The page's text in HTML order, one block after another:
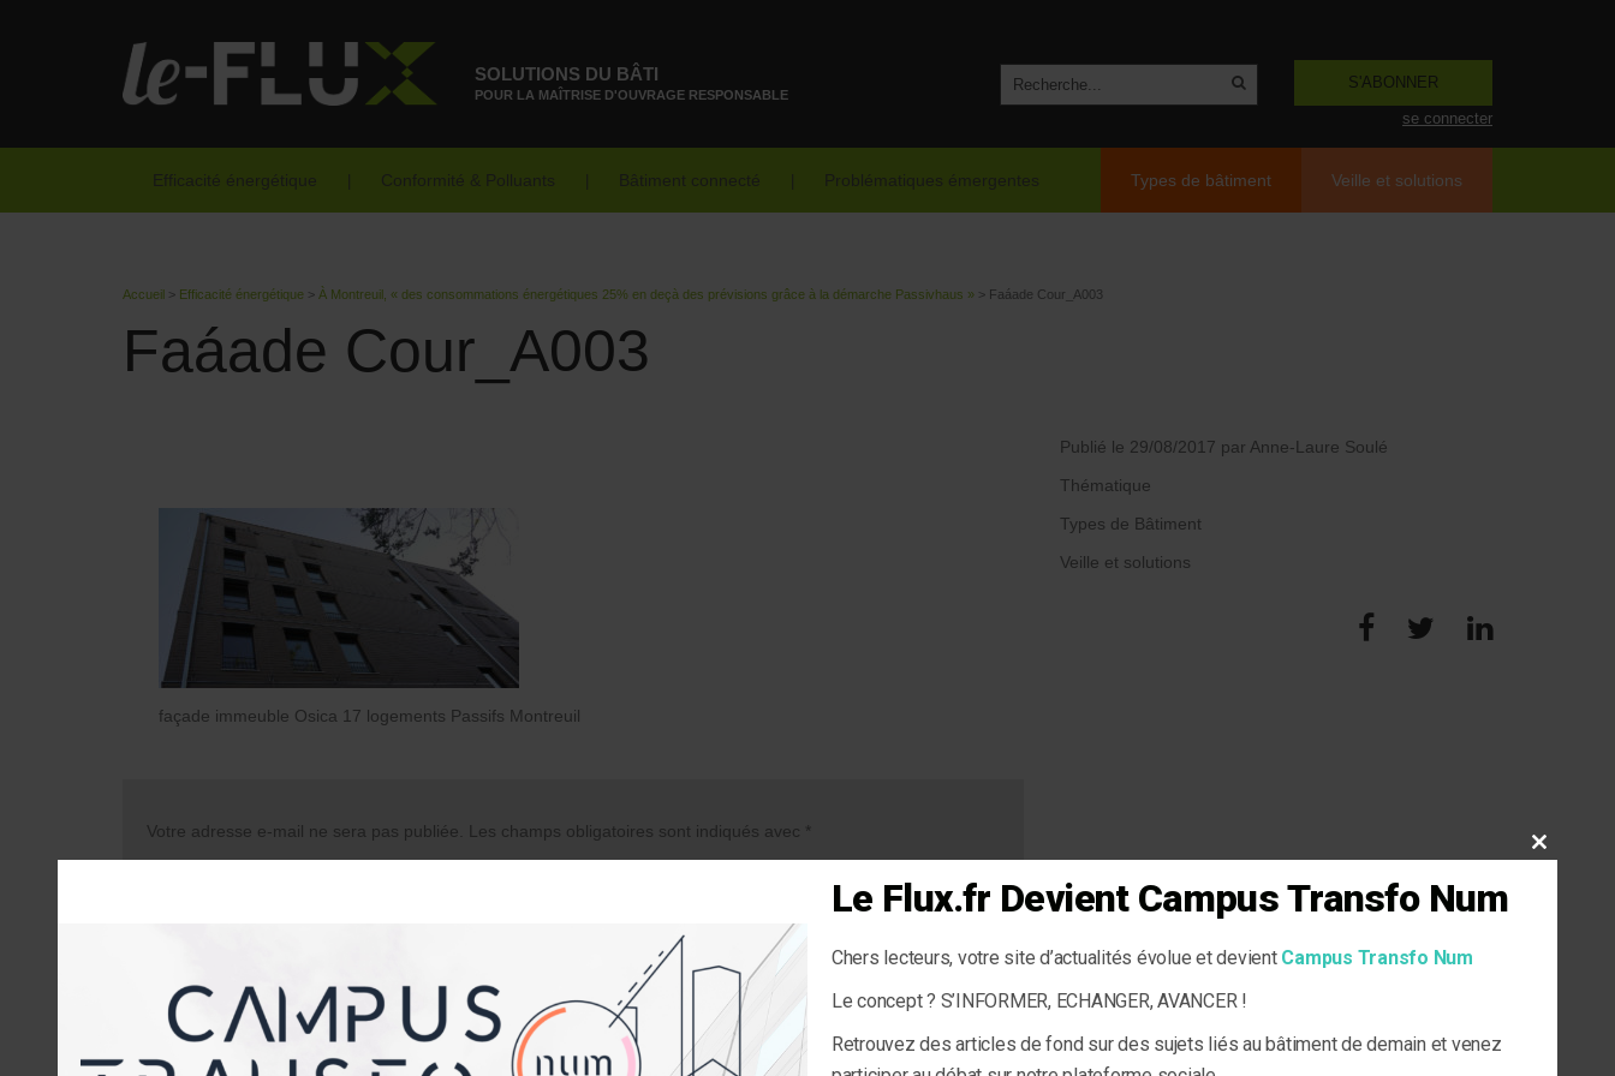
SOLUTIONS DU BÂTI
POUR LA MAÎTRISE D'OUVRAGE RESPONSABLE
S'ABONNER
se connecter
Efficacité énergétique Conformité & Polluants Bâtiment connecté Problématiques émergentes Types de bâtiment Veille et solutions
Accueil > Efficacité énergétique > À Montreuil, « des consommations énergétiques 25% en deçà des prévisions grâce à la démarche Passivhaus » > Faáade Cour_A003
Faáade Cour_A003
façade immeuble Osica 17 logements Passifs Montreuil
Votre adresse e-mail ne sera pas publiée. Les champs obligatoires sont indiqués avec *
Nom
Publié le 29/08/2017 par Anne-Laure Soulé
Thématique
Types de Bâtiment
Veille et solutions
CLOSE
Le Flux.fr Devient Campus Transfo Num
Chers lecteurs, votre site d’actualités évolue et devient Campus Transfo Num
Le concept ? S’INFORMER, ECHANGER, AVANCER !
Retrouvez des articles de fond sur des sujets liés au bâtiment de demain et venez